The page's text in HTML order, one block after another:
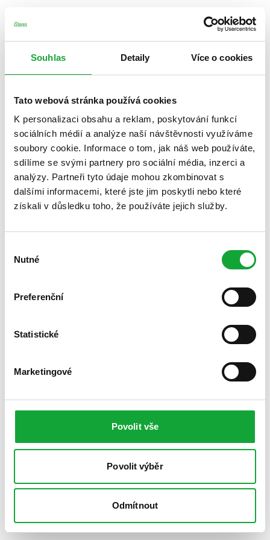
Souhlas Detaily Více o cookies
Tato webová stránka používá cookies
K personalizaci obsahu a reklam, poskytování funkcí
sociálních médií a analýze naší návštěvnosti využíváme
soubory cookie. Informace o tom, jak náš web používáte,
sdílíme se svými partnery pro sociální média, inzerci a
analýzy. Partneři tyto údaje mohou zkombinovat s
dalšími informacemi, které jste jim poskytli nebo které
získali v důsledku toho, že používáte jejich služby.
souhlasu
Nutné
Preferenční
Statistické
Marketingové
Povolit vše
Povolit výběr
Odmítnout